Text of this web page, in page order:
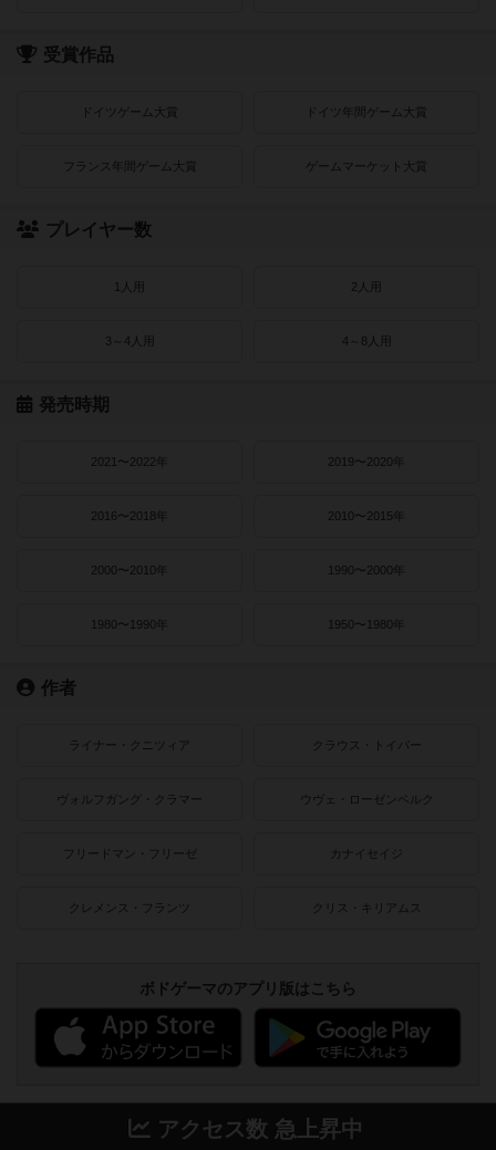
受賞作品
ドイツゲーム大賞 ドイツ年間ゲーム大賞
フランス年間ゲーム大賞 ゲームマーケット大賞
プレイヤー数
1人用 2人用
3～4人用 4～8人用
発売時期
2021〜2022年 2019〜2020年
2016〜2018年 2010〜2015年
2000〜2010年 1990〜2000年
1980〜1990年 1950〜1980年
作者
ライナー・クニツィア クラウス・トイバー
ヴォルフガング・クラマー ウヴェ・ローゼンベルク
フリードマン・フリーゼ カナイセイジ
クレメンス・フランツ クリス・キリアムス
ボドゲーマのアプリ版はこちら
アクセス数 急上昇中